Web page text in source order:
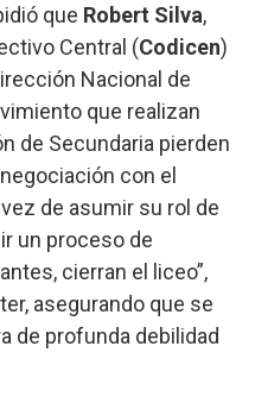
que Robert Silva,
Central (Codicen)
Nacional de
que realizan
de Secundaria pierden
con el
de asumir su rol de
un proceso de
cierran el liceo”,
asegurando que se
de profunda debilidad